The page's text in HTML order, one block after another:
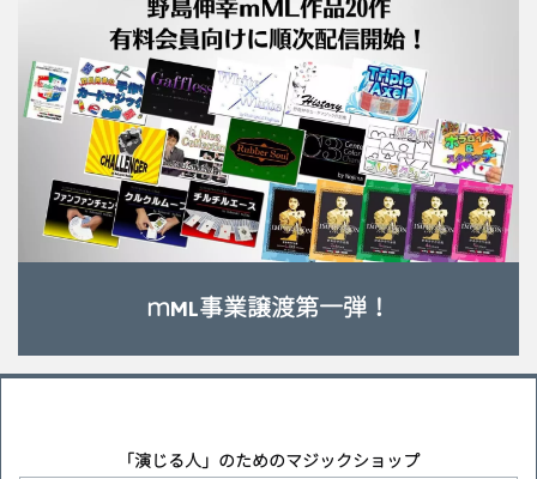
ｍML事業譲渡第一弾！
「演じる人」のためのマジックショップ